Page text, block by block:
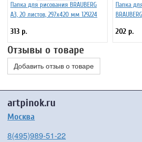
Папка для рисования BRAUBERG
А3, 20 листов, 297х420 мм 129224
313 р.
Папка
202 р.
Отзывы о товаре
Добавить отзыв о товаре
artpinok.ru
Москва
8(495)989-51-22